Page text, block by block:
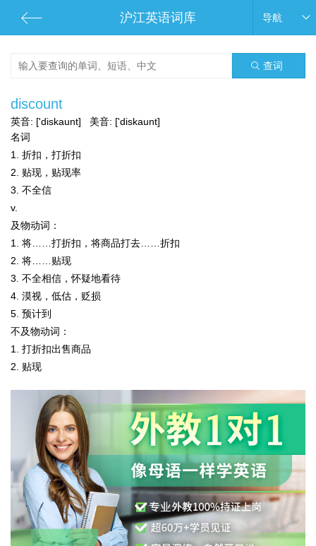
沪江英语词库 导航
查词
discount
英音: ['diskaunt] 美音: ['diskaunt]
名词
1. 折扣，打折扣
2. 贴现，贴现率
3. 不全信
v.
及物动词：
1. 将……打折扣，将商品打去……折扣
2. 将……贴现
3. 不全相信，怀疑地看待
4. 漠视，低估，贬损
5. 预计到
不及物动词：
1. 打折扣出售商品
2. 贴现